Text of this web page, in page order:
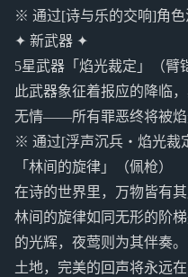
※ 通过[诗与乐的交响]角色
✦ 新武器 ✦
5星武器「焰光裁定」（臂
此武器象征着报应的降临
无情——所有罪恶终将被焰
※ 通过[浮声沉兵・焰光裁
「林间的旋律」（佩枪）
在诗的世界里，万物皆有其
林间的旋律如同无形的阶
的光辉，夜莺则为其伴奏
土地，完美的回声将永远